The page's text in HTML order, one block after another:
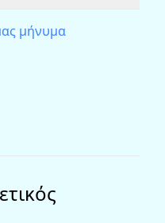
μήνυμα